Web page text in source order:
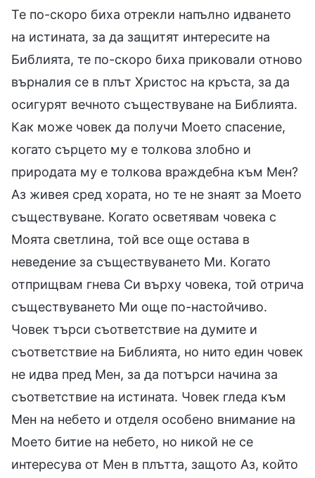
Те по-скоро биха отрекли напълно идването
на истината, за да защитят интересите на
Библията, те по-скоро биха приковали отново
върналия се в плът Христос на кръста, за да
осигурят вечното съществуване на Библията.
Как може човек да получи Моето спасение,
когато сърцето му е толкова злобно и
природата му е толкова враждебна към Мен?
Аз живея сред хората, но те не знаят за Моето
съществуване. Когато осветявам човека с
Моята светлина, той все още остава в
неведение за съществуването Ми. Когато
отприщвам гнева Си върху човека, той отрича
съществуването Ми още по-настойчиво.
Човек търси съответствие на думите и
съответствие на Библията, но нито един човек
не идва пред Мен, за да потърси начина за
съответствие на истината. Човек гледа към
Мен на небето и отделя особено внимание на
Моето битие на небето, но никой не се
интересува от Мен в плътта, защото Аз, който